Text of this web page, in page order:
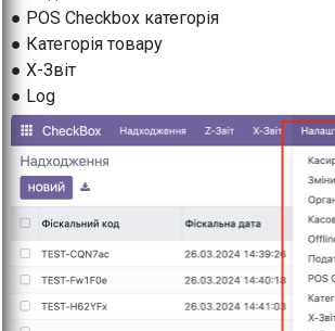
● POS Checkbox категорія
● Категорія товару
● X-Звіт
● Log